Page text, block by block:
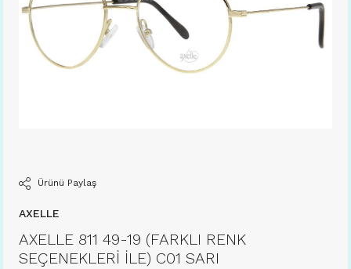
Ürünü Paylaş
AXELLE
AXELLE 811 49-19 (FARKLI RENK
SEÇENEKLERİ İLE) C01 SARI